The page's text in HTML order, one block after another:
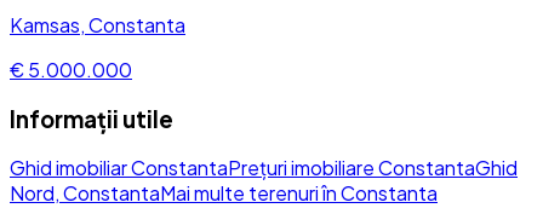
Kamsas, Constanta
€ 5.000.000
Informații utile
Ghid imobiliar ConstantaPrețuri imobiliare ConstantaGhid
Nord, ConstantaMai multe terenuri în Constanta